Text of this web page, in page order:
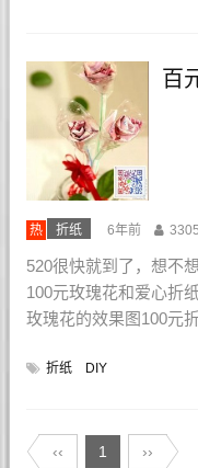
百
热 折纸 6年前
520很快就到了，想不
100元玫瑰花和爱心折
玫瑰花的效果图100元
折纸 DIY
‹‹ 1 ››